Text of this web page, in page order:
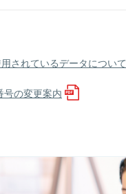
されているデータについて
の変更案内